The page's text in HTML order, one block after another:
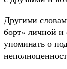
Другими
борт» личной
упоминать о